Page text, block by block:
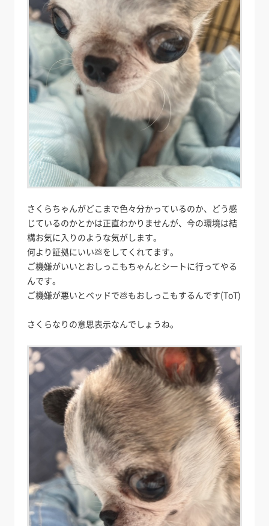
さくらちゃんがどこまで色々分かっているのか、どう感
じているのかとかは正直わかりませんが、今の環境は結
構お気に入りのような気がします。
何より証拠にいい💩をしてくれてます。
ご機嫌がいいとおしっこもちゃんとシートに行ってやる
んです。
ご機嫌が悪いとベッドで💩もおしっこもするんです(ToT)
さくらなりの意思表示なんでしょうね。